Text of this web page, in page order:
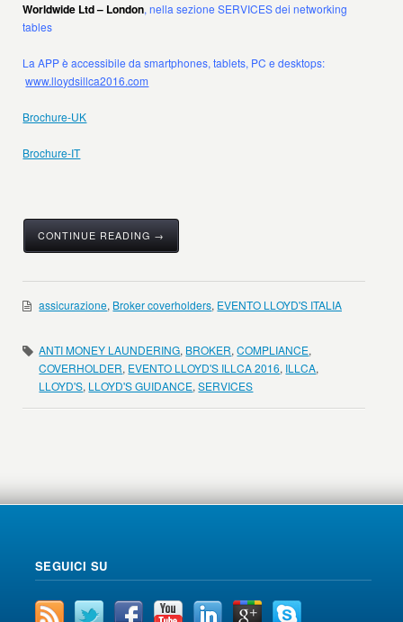
Worldwide Ltd – London, nella sezione SERVICES dei networking
tables
La APP è accessibile da smartphones, tablets, PC e desktops:
www.lloydsillca2016.com
Brochure-UK
Brochure-IT
CONTINUE READING →
assicurazione, Broker coverholders, EVENTO LLOYD'S ITALIA
ANTI MONEY LAUNDERING, BROKER,COMPLIANCE,
COVERHOLDER, EVENTO LLOYD'S ILLCA 2016, ILLCA,
LLOYD'S, LLOYD'S GUIDANCE,SERVICES
SEGUICI SU